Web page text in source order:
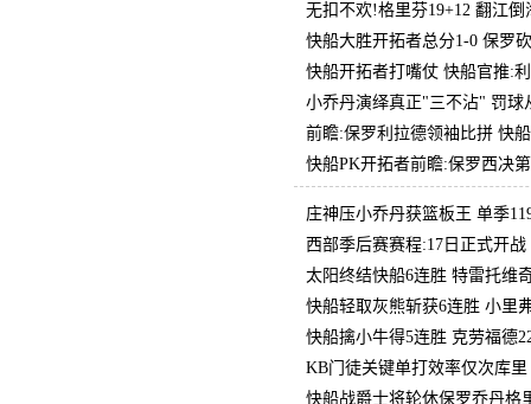
无扣不欢!格里芬19+12 翻江
快船大胜开拓者总分1-0 保罗
快船开拓者打嘴仗 快船官推:
小乔丹演绎真正"三不沾" 罚球
前瞻:保罗利拉德领袖比拼 快
快船PK开拓者前瞻:保罗西决
庄神压小乔丹获篮板王 单季
西部季后赛赛程:17日正式开
太阳终结快船6连胜 特雷托维
快船轻取灰熊斩获6连胜 小里
快船擒小牛得5连胜 克劳福德
KB门徒关键单打效率仅次库
快船战爵士将轮休保罗乔丹格